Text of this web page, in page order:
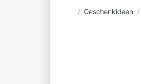
Startseite
Geschenkideen